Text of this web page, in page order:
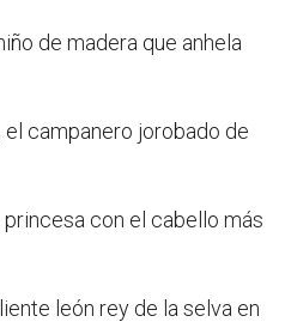
de madera que anhela
el campanero jorobado de
princesa con el cabello más
león rey de la selva en